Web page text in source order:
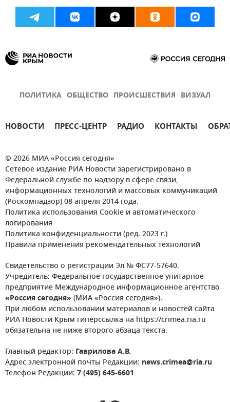
ПОЛИТИКА ОБЩЕСТВО ПРОИСШЕСТВИЯ ВИЗУАЛ
НОВОСТИ ПРЕСС-ЦЕНТР РАДИО КОНТАКТЫ
© 2026 МИА «Россия сегодня»
Сетевое издание РИА Новости зарегистрировано в
Федеральной службе по надзору в сфере связи,
информационных технологий и массовых коммуникаций
(Роскомнадзор) 08 апреля 2014 года.
Политика использования Cookie и автоматического
логирования
Политика конфиденциальности (ред. 2023 г.)
Правила применения рекомендательных технологий
Свидетельство о регистрации Эл № ФС77-57640.
Учредитель: Федеральное государственное унитарное
предприятие Международное информационное агентство
«Россия сегодня» (МИА «Россия сегодня»).
При любом использовании материалов и новостей сайта
РИА Новости Крым гиперссылка на https://crimea.ria.ru
обязательна не ниже второго абзаца текста.
Главный редактор: Гаврилова А.В.
Адрес электронной почты Редакции: news.crimea@ria.ru
Телефон Редакции: 7 (495) 645-6601